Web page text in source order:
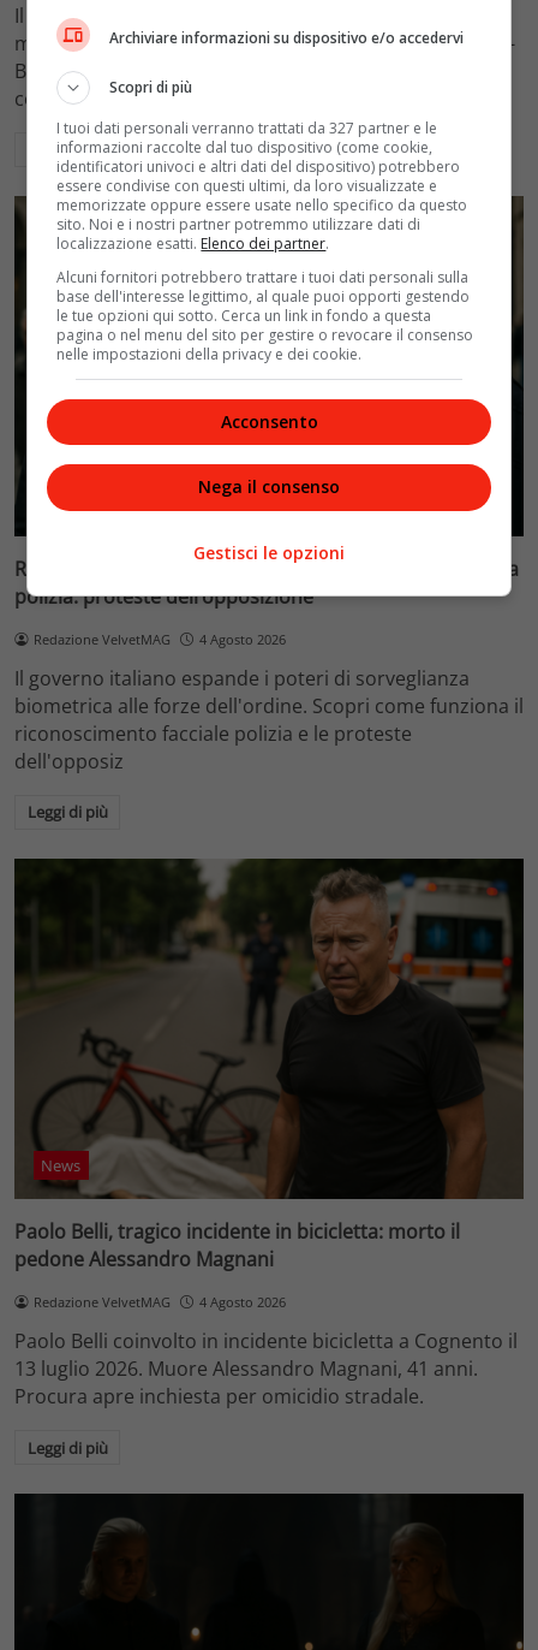
Il Tribunale di Roma ha fissato l'assegno di
mantenimento figli a 10.900 euro mensili nel caso Totti-
Blasi, respingendo la richiesta di 20mila euro della
conduttrice.
Leggi di più
Politica
Riconoscimento facciale, il governo accelera i poteri alla
polizia: proteste dell’opposizione
Redazione VelvetMAG 4 Agosto 2026
Il governo italiano espande i poteri di sorveglianza
biometrica alle forze dell'ordine. Scopri come funziona il
riconoscimento facciale polizia e le proteste
dell'opposiz
Leggi di più
News
Paolo Belli, tragico incidente in bicicletta: morto il
pedone Alessandro Magnani
Redazione VelvetMAG 4 Agosto 2026
Paolo Belli coinvolto in incidente bicicletta a Cognento il
13 luglio 2026. Muore Alessandro Magnani, 41 anni.
Procura apre inchiesta per omicidio stradale.
Leggi di più
Archiviare informazioni su dispositivo e/o accedervi
Scopri di più
I tuoi dati personali verranno trattati da 327 partner e le
informazioni raccolte dal tuo dispositivo (come cookie,
identificatori univoci e altri dati del dispositivo) potrebbero
essere condivise con questi ultimi, da loro visualizzate e
memorizzate oppure essere usate nello specifico da questo
sito. Noi e i nostri partner potremmo utilizzare dati di
localizzazione esatti. Elenco dei partner.
Alcuni fornitori potrebbero trattare i tuoi dati personali sulla
base dell'interesse legittimo, al quale puoi opporti gestendo
le tue opzioni qui sotto. Cerca un link in fondo a questa
pagina o nel menu del sito per gestire o revocare il consenso
nelle impostazioni della privacy e dei cookie.
Acconsento
Nega il consenso
Gestisci le opzioni